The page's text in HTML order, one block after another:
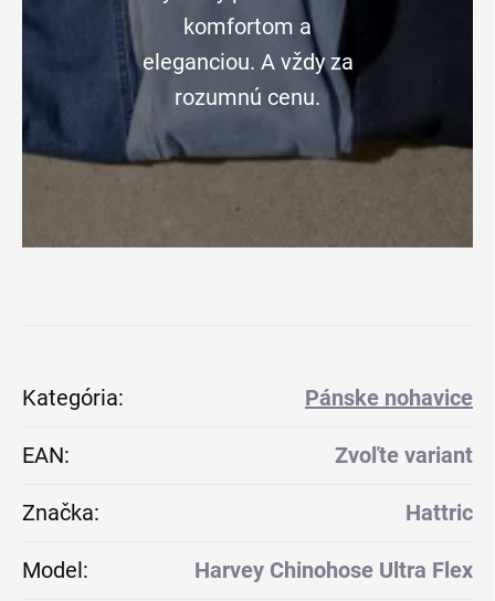
komfortom a
eleganciou. A vždy za
rozumnú cenu.
Kategória: Pánske nohavice
EAN: Zvoľte variant
Značka: Hattric
Model: Harvey Chinohose Ultra Flex